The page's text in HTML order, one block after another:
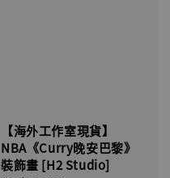
【海外工作室現貨】
NBA《Curry晚安巴黎》
裝飾畫 [H2 Studio]